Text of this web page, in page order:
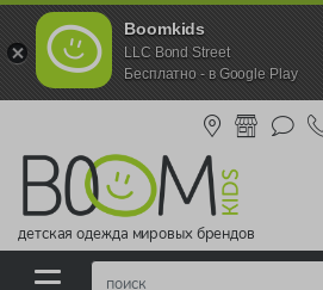
Boomkids
LLC Bond Street
Бесплатно - в Google Play
детская одежда мировых брендов